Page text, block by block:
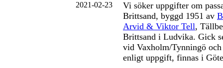
2021-02-23
Vi söker uppgifter om
Brittsand, byggd 1951 av
Arvid & Viktor Tell,
Brittsand i Ludvika. Gick
vid Vaxholm/Tynningö och
enligt uppgift, finnas i